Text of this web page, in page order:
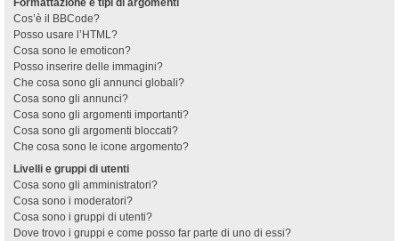
Formattazione e tipi di argomenti
Cos’è il BBCode?
Posso usare l’HTML?
Cosa sono le emoticon?
Posso inserire delle immagini?
Che cosa sono gli annunci globali?
Cosa sono gli annunci?
Cosa sono gli argomenti importanti?
Cosa sono gli argomenti bloccati?
Che cosa sono le icone argomento?
Livelli e gruppi di utenti
Cosa sono gli amministratori?
Cosa sono i moderatori?
Cosa sono i gruppi di utenti?
Dove trovo i gruppi e come posso far parte di uno di essi?